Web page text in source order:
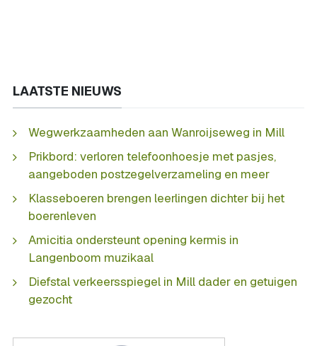
LAATSTE NIEUWS
Wegwerkzaamheden aan Wanroijseweg in Mill
Prikbord: verloren telefoonhoesje met pasjes,
aangeboden postzegelverzameling en meer
Klasseboeren brengen leerlingen dichter bij het
boerenleven
Amicitia ondersteunt opening kermis in
Langenboom muzikaal
Diefstal verkeersspiegel in Mill dader en getuigen
gezocht